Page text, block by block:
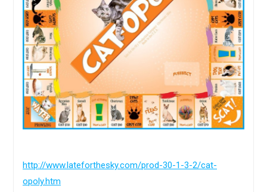
http://www.lateforthesky.com/prod-30-1-3-2/cat-
opoly.htm